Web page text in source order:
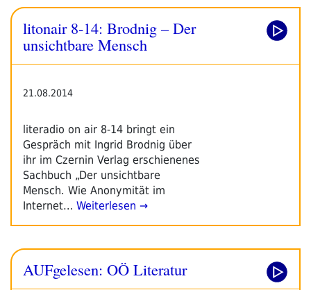
Im
Internet“
litonair 8-14: Brodnig – Der
unsichtbare Mensch
21.08.2014
literadio on air 8-14 bringt ein
Gespräch mit Ingrid Brodnig über
ihr im Czernin Verlag erschienenes
Sachbuch „Der unsichtbare
Mensch. Wie Anonymität im
Internet… Weiterlesen →
AUFgelesen: OÖ Literatur